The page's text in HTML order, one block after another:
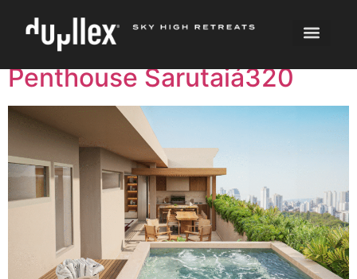
Autor:Suzana Faria
Penthouse Sarutaiá320